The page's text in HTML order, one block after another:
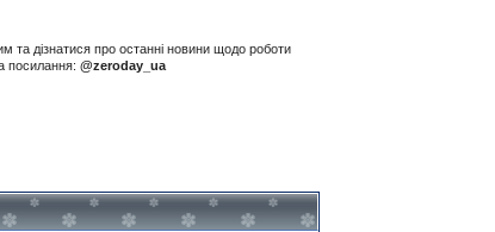
та дізнатися про останні новини щодо роботи
посилання: @zeroday_ua